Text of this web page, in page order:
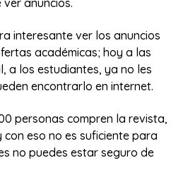
interesante ver los anuncios
académicas; hoy a las
a los estudiantes, ya no les
encontrarlo en internet.
personas compren la revista,
eso no es suficiente para
no puedes estar seguro de